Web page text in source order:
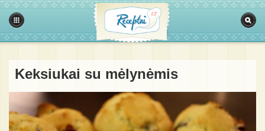
Keksiukai su mėlynėmis